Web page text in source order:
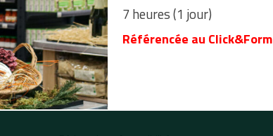
7 heures (1 jour)
Référencée au Click&Form